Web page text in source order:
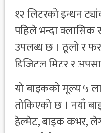
१२ लिटरको इन्धन
पहिले भन्दा क्लासिक
उपलब्ध छ । ठूलो र
डिजिटल मिटर र
यो बाइकको मूल्य ५
तोकिएको छ । नयाँ
हेल्मेट, बाइक कभर,